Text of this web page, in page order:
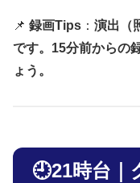
📌 録画Tips ： 演出（
です。15分前からの
ょう。
🕘21時台｜